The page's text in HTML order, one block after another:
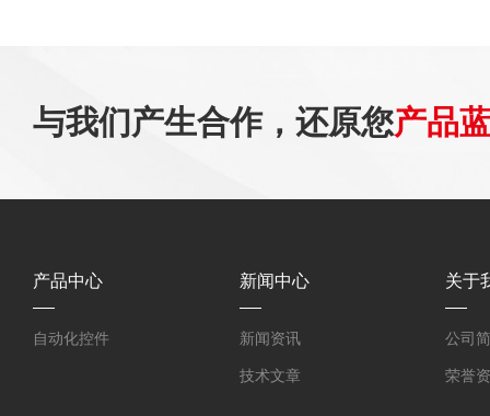
与我们产生合作，还原您产品
产品中心
自动化控件
新闻中心
新闻资讯
技术文章
关于
公司
荣誉